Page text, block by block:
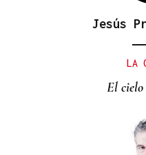
Jesús
LA
El cielo